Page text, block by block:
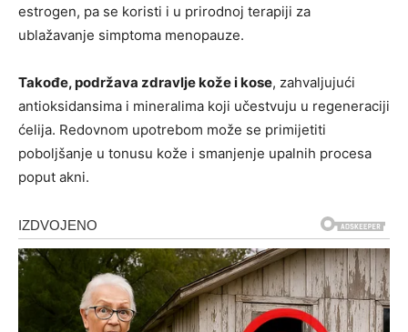
estrogen, pa se koristi i u prirodnoj terapiji za
ublažavanje simptoma menopauze.
Takođe, podržava zdravlje kože i kose, zahvaljujući
antioksidansima i mineralima koji učestvuju u regeneraciji
ćelija. Redovnom upotrebom može se primijetiti
poboljšanje u tonusu kože i smanjenje upalnih procesa
poput akni.